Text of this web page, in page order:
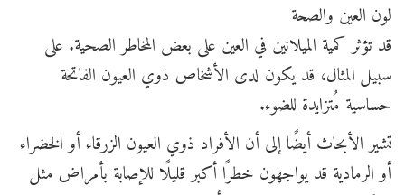
لون العين والصحة
قد تؤثر كمية الميلانين في العين على بعض المخاطر الصحية. على
سبيل المثال، قد يكون لدى الأشخاص ذوي العيون الفاتحة
حساسية مُتزايدة للضوء.
تشير الأبحاث أيضًا إلى أن الأفراد ذوي العيون الزرقاء أو الخضراء
أو الرمادية قد يواجهون خطرًا أكبر قليلًا للإصابة بأمراض مثل